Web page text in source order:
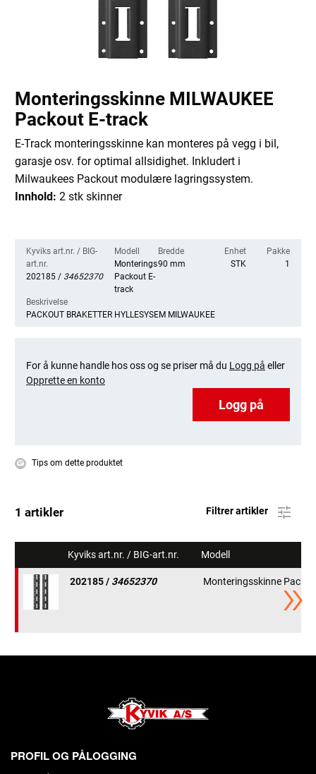
Monteringsskinne MILWAUKEE
Packout E-track
E-Track monteringsskinne kan monteres på vegg i bil,
garasje osv. for optimal allsidighet. Inkludert i
Milwaukees Packout modulære lagringssystem.
Innhold: 2 stk skinner
Kyviks art.nr. / BIG-
art.nr.
202185 / 34652370
Modell
Monteringsskinne
Packout E-
track
Bredde
90 mm
Enhet
STK
Pakke
1
Beskrivelse
PACKOUT BRAKETTER HYLLESYSEM MILWAUKEE
For å kunne handle hos oss og se priser må du Logg på eller
Opprette en konto
Logg på
Tips om dette produktet
1 artikler Filtrer artikler
Kyviks art.nr. / BIG-art.nr. Modell
202185 / 34652370 Monteringsskinne
PROFIL OG PÅLOGGING